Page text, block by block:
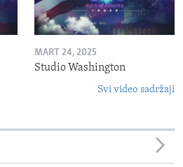
MART 24, 2025
Studio Washington
Svi video sadržaji